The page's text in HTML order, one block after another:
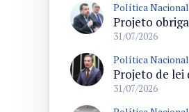
Política Nacional
31/07/2026
Política Nacional
31/07/2026